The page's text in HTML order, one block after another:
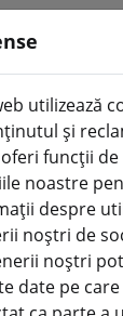
utilizează
și
funcții de
noastre
despre
noștri de
noștri
date pe